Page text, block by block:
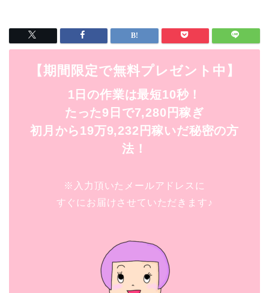
【期間限定で無料プレゼント中】
1日の作業は最短10秒！
たった9日で7,280円稼ぎ
初月から19万9,232円稼いだ秘密の方
法！
※入力頂いたメールアドレスに
すぐにお届けさせていただきます♪